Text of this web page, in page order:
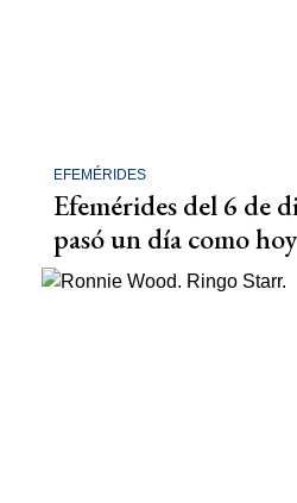
EFEMÉRIDES
Efemérides del 6 de
pasó un día como hoy